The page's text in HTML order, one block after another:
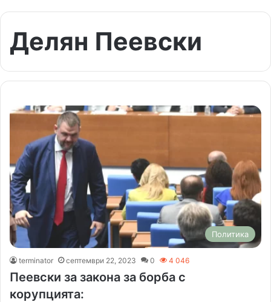
Делян Пеевски
Политика
terminator септември 22, 2023 0 4 046
Пеевски за закона за борба с
корупцията: